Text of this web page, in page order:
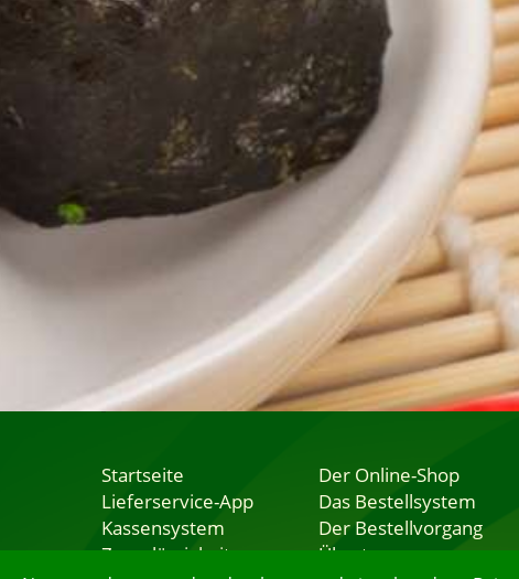
Startseite
Lieferservice-App
Kassensystem
Zuverlässigkeit
Der Online-Shop
Das Bestellsystem
Der Bestellvorgang
Übertragung